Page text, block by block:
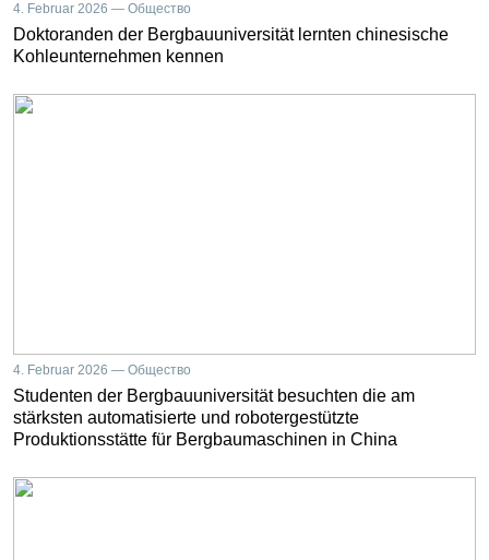
4. Februar 2026 — Общество
Doktoranden der Bergbauuniversität lernten chinesische
Kohleunternehmen kennen
4. Februar 2026 — Общество
Studenten der Bergbauuniversität besuchten die am
stärksten automatisierte und robotergestützte
Produktionsstätte für Bergbaumaschinen in China